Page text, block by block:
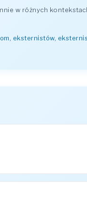
w różnych
eksternistów,